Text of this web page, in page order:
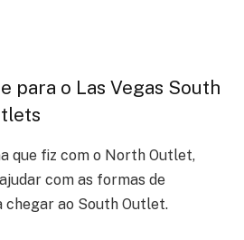
para o Las Vegas South
que fiz com o North Outlet,
com as formas de
ao South Outlet.